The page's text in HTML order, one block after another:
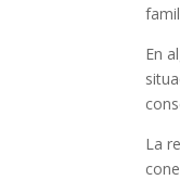
En
La